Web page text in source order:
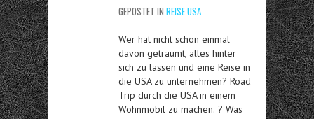
GEPOSTET IN REISE USA
Wer hat nicht schon einmal
davon geträumt, alles hinter
sich zu lassen und eine Reise in
die USA zu unternehmen? Road
Trip durch die USA in einem
Wohnmobil zu machen. ? Was